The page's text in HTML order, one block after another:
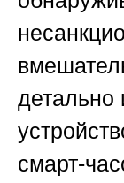
детально
смарт-